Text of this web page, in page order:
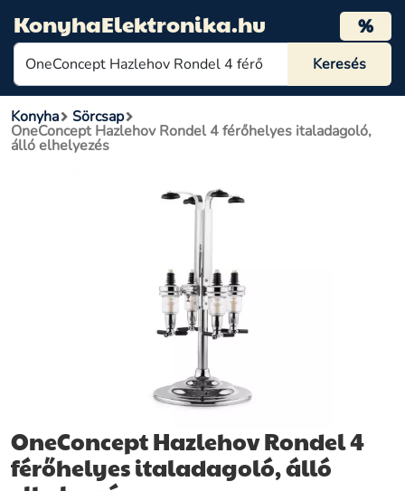
KonyhaElektronika.hu %
Konyha Sörcsap
OneConcept Hazlehov Rondel 4 férőhelyes italadagoló,
álló elhelyezés
OneConcept Hazlehov Rondel 4
férőhelyes italadagoló, álló